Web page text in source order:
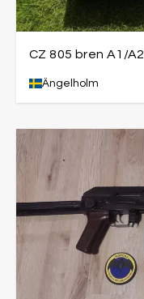
CZ 805 bren A1/A2
Ängelholm